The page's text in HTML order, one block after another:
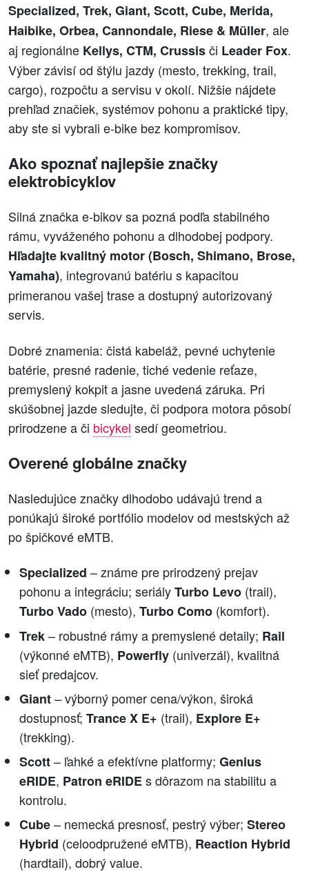
Specialized, Trek, Giant, Scott, Cube, Merida,
Haibike, Orbea, Cannondale, Riese & Müller, ale
aj regionálne Kellys, CTM, Crussisči Leader Fox.
Výber závisí od štýlu jazdy (mesto, trekking, trail,
cargo), rozpočtu a servisu v okolí. Nižšie nájdete
prehľad značiek, systémov pohonu a praktické tipy,
aby ste si vybrali e‑bike bez kompromisov.
Ako spoznať najlepšie značky
elektrobicyklov
Silná značka e‑bikov sa pozná podľa stabilného
rámu, vyváženého pohonu a dlhodobej podpory.
Hľadajte kvalitný motor (Bosch, Shimano, Brose,
Yamaha), integrovanú batériu s kapacitou
primeranou vašej trase a dostupný autorizovaný
servis.
Dobré znamenia: čistá kabeláž, pevné uchytenie
batérie, presné radenie, tiché vedenie reťaze,
premyslený kokpit a jasne uvedená záruka. Pri
skúšobnej jazde sledujte, či podpora motora pôsobí
prirodzene a či bicykel sedí geometriou.
Overené globálne značky
Nasledujúce značky dlhodobo udávajú trend a
ponúkajú široké portfólio modelov od mestských až
po špičkové eMTB.
Specialized – známe pre prirodzený prejav
pohonu a integráciu; seriályTurbo Levo (trail),
Turbo Vado (mesto), Turbo Como (komfort).
Trek– robustné rámy a premyslené detaily; Rail
(výkonné eMTB), Powerfly (univerzál), kvalitná
sieť predajcov.
Giant– výborný pomer cena/výkon, široká
dostupnosť; Trance X E+ (trail), Explore E+
(trekking).
Scott– ľahké a efektívne platformy; Genius
eRIDE, Patron eRIDEs dôrazom na stabilitu a
kontrolu.
Cube– nemecká presnosť, pestrý výber; Stereo
Hybrid (celoodpružené eMTB), Reaction Hybrid
(hardtail), dobrý value.